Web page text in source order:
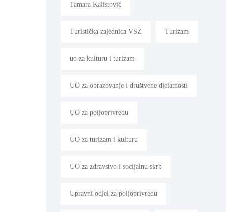
Tamara Kalistović
Turistička zajednica VSŽ Turizam
uo za kulturu i turizam
UO za obrazovanje i društvene djelatnosti
UO za poljoprivredu
UO za turizam i kulturu
UO za zdravstvo i socijalnu skrb
Upravni odjel za poljoprivredu